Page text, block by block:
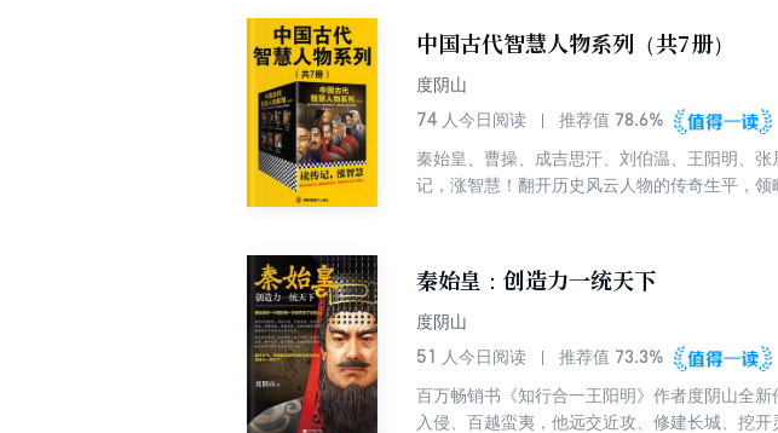
成心学思维习惯！
中国古代智慧人物系列（共7册）
度阴山
74 人今日阅读 推荐值 78.6%
秦始皇、曹操、成吉思汗、刘伯温、王阳明、
记，涨智慧！翻开历史风云人物的传奇生平，
神；我们能从成吉思汗面对绝境，也要死战不
学习到战略性的眼光；我们能从王阳明饱受磨
寨，打呆仗”中，学习到不走捷径、以拙胜巧的
魄力。
秦始皇：创造力一统天下
度阴山
51 人今日阅读 推荐值 73.3%
百万畅销书《知行合一王阳明》作者度阴山全
入侵、百越蛮夷，他远交近攻、修建长城、挖